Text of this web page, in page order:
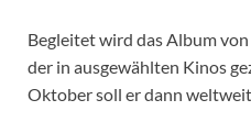
Begleitet wird das Album
der in ausgewählten Kinos
Oktober soll er dann